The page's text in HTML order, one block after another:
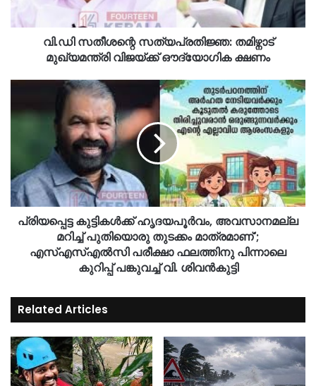
വി.ഡി സതീശന്റെ സത്യപ്രതിജ്ഞ: തമിഴ്നാട്
മുഖ്യമന്ത്രി വിജയ്ക്ക് ഔദ്യോഗിക ക്ഷണം
പ്രിയപ്പെട്ട കുട്ടികൾക്ക് ഹൃദയപൂർവം, അവസാനമല്ല
മറിച്ച് പുതിയൊരു തുടക്കം മാത്രമാണ്';
എസ്എസ്എല്‍സി പരീക്ഷാ ഫലത്തിനു പിന്നാലെ
കുറിപ്പ് പങ്കുവച്ച് വി. ശിവന്‍കുട്ടി
Related Articles